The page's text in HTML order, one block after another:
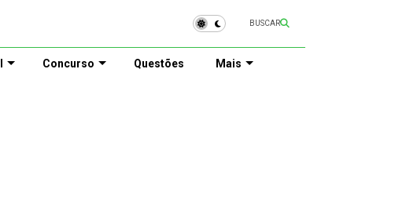
BUSCAR
Concurso Questões Mais